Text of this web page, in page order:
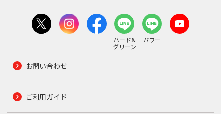
ハード&
グリーン
パワー
お問い合わせ
ご利用ガイド